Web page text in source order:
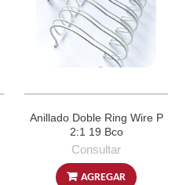
Anillado Doble Ring Wire P
2:1 19 Bco
Consultar
AGREGAR